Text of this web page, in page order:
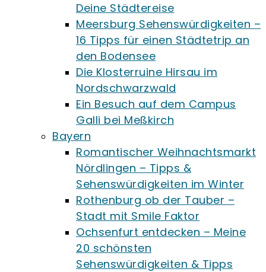
Deine Städtereise
Meersburg Sehenswürdigkeiten –
16 Tipps für einen Städtetrip an
den Bodensee
Die Klosterruine Hirsau im
Nordschwarzwald
Ein Besuch auf dem Campus
Galli bei Meßkirch
Bayern
Romantischer Weihnachtsmarkt
Nördlingen – Tipps &
Sehenswürdigkeiten im Winter
Rothenburg ob der Tauber –
Stadt mit Smile Faktor
Ochsenfurt entdecken – Meine
20 schönsten
Sehenswürdigkeiten & Tipps